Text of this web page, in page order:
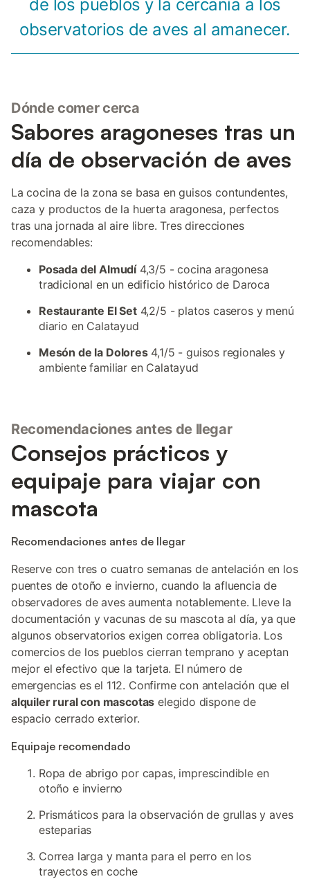
de los pueblos y la cercanía a los
observatorios de aves al amanecer.
Dónde comer cerca
Sabores aragoneses tras un
día de observación de aves
La cocina de la zona se basa en guisos contundentes,
caza y productos de la huerta aragonesa, perfectos
tras una jornada al aire libre. Tres direcciones
recomendables:
Posada del Almudí4,3/5 - cocina aragonesa
tradicional en un edificio histórico de Daroca
Restaurante El Set4,2/5 - platos caseros y menú
diario en Calatayud
Mesón de la Dolores4,1/5 - guisos regionales y
ambiente familiar en Calatayud
Recomendaciones antes de llegar
Consejos prácticos y
equipaje para viajar con
mascota
Recomendaciones antes de llegar
Reserve con tres o cuatro semanas de antelación en los
puentes de otoño e invierno, cuando la afluencia de
observadores de aves aumenta notablemente. Lleve la
documentación y vacunas de su mascota al día, ya que
algunos observatorios exigen correa obligatoria. Los
comercios de los pueblos cierran temprano y aceptan
mejor el efectivo que la tarjeta. El número de
emergencias es el 112. Confirme con antelación que el
alquiler rural con mascotas elegido dispone de
espacio cerrado exterior.
Equipaje recomendado
Ropa de abrigo por capas, imprescindible en
otoño e invierno
Prismáticos para la observación de grullas y aves
esteparias
Correa larga y manta para el perro en los
trayectos en coche